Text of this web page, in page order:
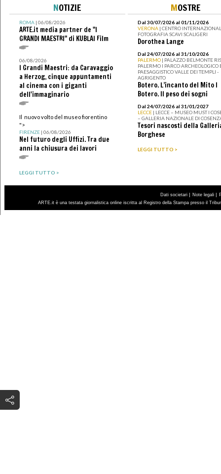
NOTIZIE
ROMA| 06/08/2026
ARTE.it media partner de "I
GRANDI MAESTRI" di KUBLAI Film
06/08/2026
I Grandi Maestri: da Caravaggio
a Herzog, cinque appuntamenti
al cinema con i giganti
dell'immaginario
Il nuovo volto del museo fiorentino
">
FIRENZE| 06/08/2026
Nel futuro degli Uffizi. Tra due
anni la chiusura dei lavori
LEGGI TUTTO >
MOSTRE
Dal 30/07/2026 al 01/11/2026
VERONA | CENTRO
FOTOGRAFIA SCAVI SCALIGERI
Dorothea Lange
Dal 24/07/2026 al 31/10/2026
PALERMO | PALAZZO BELMONTE
PALERMO I PARCO ARCHEOLOGICO
PAESAGGISTICO VALLE DEI TEMPLI -
AGRIGENTO
Botero. L’incanto del Mito I
Botero. Il peso dei sogni
Dal 24/07/2026 al 31/01/2027
LECCE | LECCE – MUSEO MUST I
– GALLERIA NAZIONALE DI
Tesori nascosti della
Borghese
LEGGI TUTTO >
Dati societari | Note legali |
ARTE.it è una testata giornalistica online iscritta al Registro della Stampa presso il